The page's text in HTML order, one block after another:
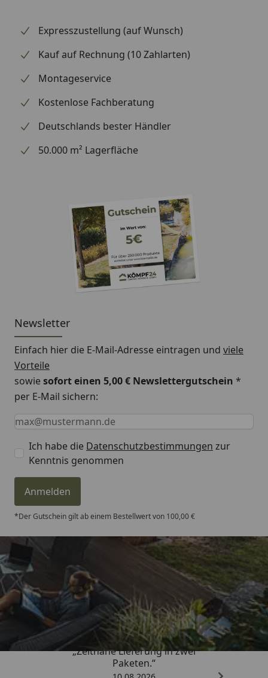
Expresszustellung (auf Wunsch)
Kauf auf Rechnung (10 Zahlarten)
Montageservice
Kostenlose Fachberatung
Deutschlands bester Händler
50.000 m² Lagerfläche
Newsletter
Einfach hier die E-Mail-Adresse eintragen und viele
Vorteile
sowiesofort einen 5,00 € Newslettergutschein *
per E-Mail sichern:
Keine Eingabe erforderlich
Eingabe erforderlich
E-Mail *
Ich habe die Datenschutzbestimmungen zur
Kenntnis genommen
Anmelden
*Der Gutschein gilt ab einem Bestellwert von 100,00 €
Trusted Shops
4,81/ 5
„Zeitnahe Lieferung in zwei
Paketen.“